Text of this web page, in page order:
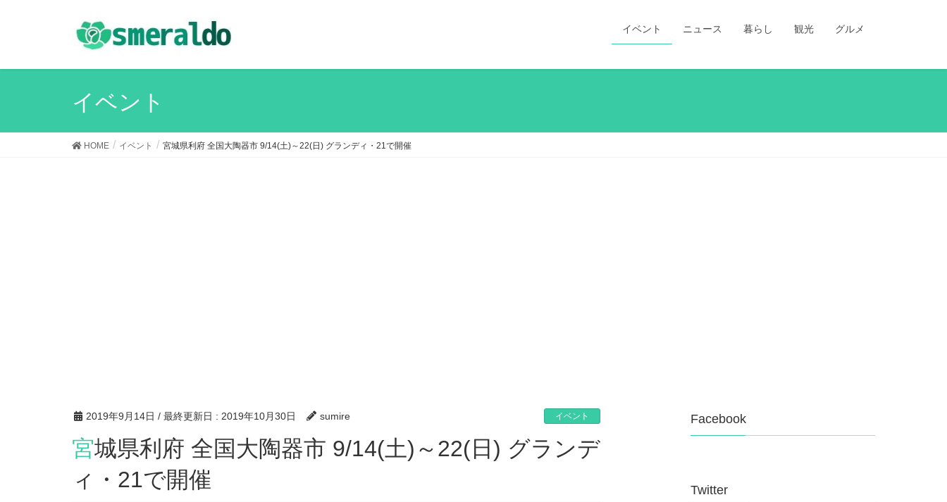
イベント ニュース 暮らし 観光 グルメ
イベント
HOME イベント 宮城県利府 全国大陶器市 9/14(土)～22(日) グランディ・21で開催
2019年9月14日 / 最終更新日 : 2019年10月30日 sumire イベント
宮城県利府 全国大陶器市 9/14(土)～22(日) グランデ
ィ・21で開催
Facebook
Twitter